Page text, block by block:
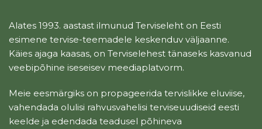
Alates 1993. aastast ilmunud Terviseleht on Eesti
esimene tervise-teemadele keskenduv väljaanne.
Käies ajaga kaasas, on Terviselehest tänaseks kasvanud
veebipõhine iseseisev meediaplatvorm.
Meie eesmärgiks on propageerida tervislikke eluviise,
vahendada olulisi rahvusvahelisi terviseuudiseid eesti
keelde ja edendada teadusel põhineva